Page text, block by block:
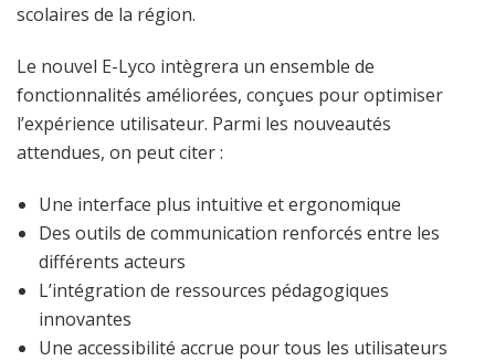
scolaires de la région.
Le nouvel E-Lyco intègrera un ensemble de
fonctionnalités améliorées, conçues pour optimiser
l’expérience utilisateur. Parmi les nouveautés
attendues, on peut citer :
Une interface plus intuitive et ergonomique
Des outils de communication renforcés entre les
différents acteurs
L’intégration de ressources pédagogiques
innovantes
Une accessibilité accrue pour tous les utilisateurs